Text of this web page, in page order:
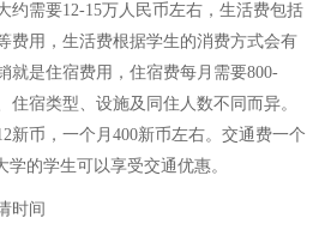
需要12-15万人民币左右，生活费包括
费用，生活费根据学生的消费方式会有
就是住宿费用，住宿费每月需要800-
住宿类型、设施及同住人数不同而异。
新币，一个月400新币左右。交通费一个
学的学生可以享受交通优惠。
时间